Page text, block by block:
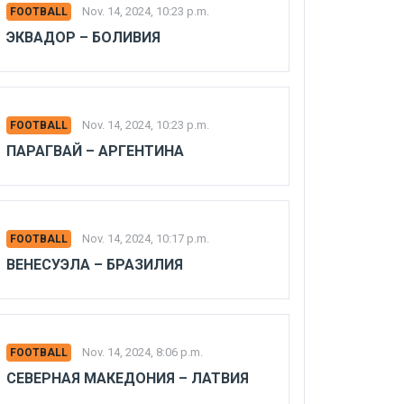
FOOTBALL Nov. 14, 2024, 10:23 p.m.
ЭКВАДОР – БОЛИВИЯ
FOOTBALL Nov. 14, 2024, 10:23 p.m.
ПАРАГВАЙ – АРГЕНТИНА
FOOTBALL Nov. 14, 2024, 10:17 p.m.
ВЕНЕСУЭЛА – БРАЗИЛИЯ
FOOTBALL Nov. 14, 2024, 8:06 p.m.
СЕВЕРНАЯ МАКЕДОНИЯ – ЛАТВИЯ